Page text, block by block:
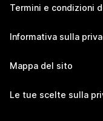
Termini e condizioni
Informativa sulla
Mappa del sito
Le tue scelte sulla